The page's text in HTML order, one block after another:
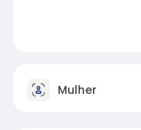
Mulher